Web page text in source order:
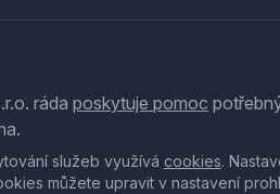
ráda poskytuje pomoc
služeb využívá cookies.
můžete upravit v nastavení